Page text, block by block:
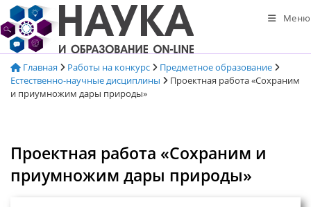
Перейти
к
содержимому
Меню
Главная Работы на конкурс
Предметное образование
Естественно-научные дисциплины
Проектная работа «Сохраним
и приумножим дары природы»
Проектная работа «Сохраним и
приумножим дары природы»